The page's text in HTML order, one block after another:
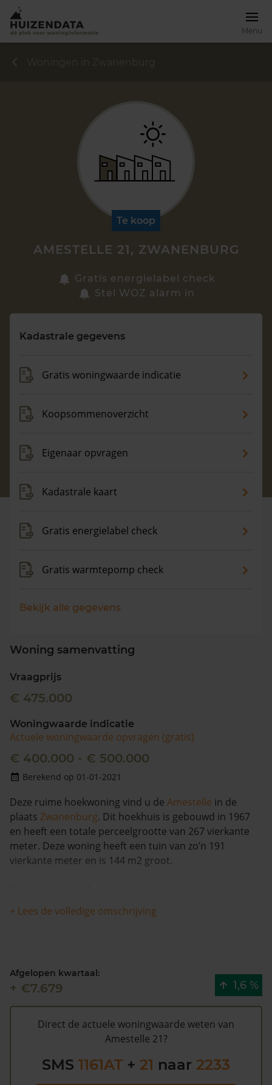
Menu
Zoek een woning
Maandag t/m vrijdag - 08:00 -18:00
Woningen in Zwanenburg
Te koop
AMESTELLE 21, ZWANENBURG
Gratis energielabel check
Stel WOZ alarm in
Kadastrale gegevens
Gratis woningwaarde indicatie
Koopsommenoverzicht
Eigenaar opvragen
Kadastrale kaart
Gratis energielabel check
Gratis warmtepomp check
Bekijk alle gegevens
Woning samenvatting
Vraagprijs
€ 475.000
Woningwaarde indicatie
Actuele woningwaarde opvragen (gratis)
€ 400.000 - € 500.000
Berekend op 01-01-2021
Deze ruime hoekwoning vind u de Amestelle in de
plaats Zwanenburg. Dit hoekhuis is gebouwd in 1967
en heeft een totale perceelgrootte van 267 vierkante
meter. Deze woning heeft een tuin van zo’n 191
vierkante meter en is 144 m2 groot.
koopsominformatie en is in de afgelopen 12 maanden
met meer dan 6% in waarde gestegen. De woning is
gemeente Haarlemmermeer is €423.000 (2020).
Volgens Kadasterdata is de kans laag dat deze waarde
te hoog is en dat er bespaard zou kunnen worden op
de gemeentelijke belastingen. Met het gratis WOZ
bent u elk jaar op de hoogte van uw laatste WOZ
+ Lees de volledige omschrijving
Afgelopen kwartaal:
+ €7.679 1,6 %
Direct de actuele woningwaarde weten van
Amestelle 21?
SMS 1161AT + 21 naar 2233